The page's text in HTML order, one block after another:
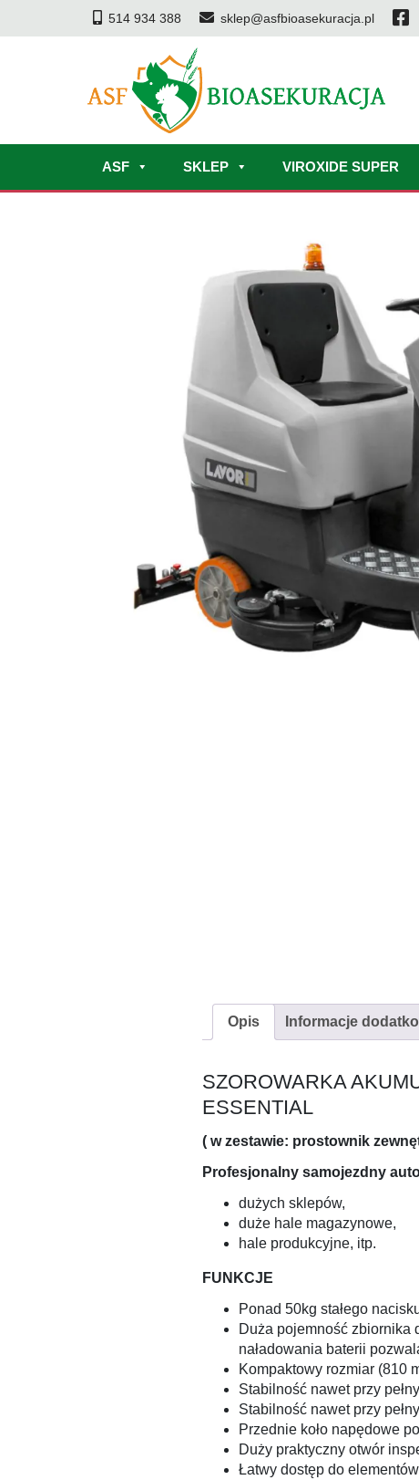
514 934 388 sklep@asfbioasekuracja.pl
ASF SKLEP VIROXIDE SUPER
Opis Informacje
SZOROWARKA
ESSENTIAL
( w zestawie: prostownik
Profesjonalny samojezdny
dużych sklepów,
duże hale magazynowe,
hale produkcyjne, itp.
FUNKCJE
Ponad 50kg stałego
Duża pojemność zbiornika
naładowania baterii
Kompaktowy rozmiar (810
Stabilność nawet przy
Stabilność nawet przy
Przednie koło napędowe
Duży praktyczny otwór
Łatwy dostęp do